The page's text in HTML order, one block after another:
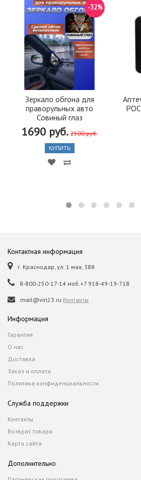
Зеркало обгона для
праворульных авто
Совиный глаз
1690 руб. 2500 руб.
-32%
КУПИТЬ
Контактная информация
г. Краснодар, ул. 1 мая, 388
8-800-250-17-14 моб.+7 918-49-19-718
mail@vin23.ru Контакты
Информация
Гарантия
О нас
Доставка
Заказ и оплата
Политика конфиденциальности
Служба поддержки
Контакты
Возврат товара
Карта сайта
Дополнительно